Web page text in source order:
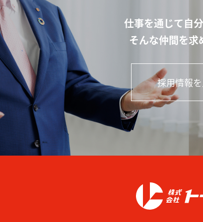
仕事を通じて自
そんな仲間を求
採用情報